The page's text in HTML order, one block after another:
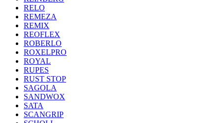
RELO
REMEZA
REMIX
REOFLEX
ROBERLO
ROXELPRO
ROYAL
RUPES
RUST STOP
SAGOLA
SANDWOX
SATA
SCANGRIP